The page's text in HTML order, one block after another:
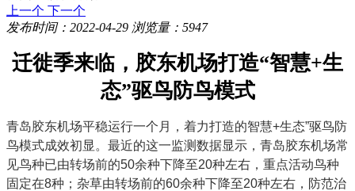
上一个 下一个
发布时间：2022-04-29 浏览量：5947
迁徙季来临，胶东机场打造“智慧+生
态”驱鸟防鸟模式
青岛胶东机场平稳运行一个月，着力打造的智慧+生态”驱鸟防
鸟模式成效初显。最近的这一监测数据显示，青岛胶东机场常
见鸟种已由转场前的50余种下降至20种左右，重点活动鸟种
固定在8种；杂草由转场前的60余种下降至20种左右，防范治